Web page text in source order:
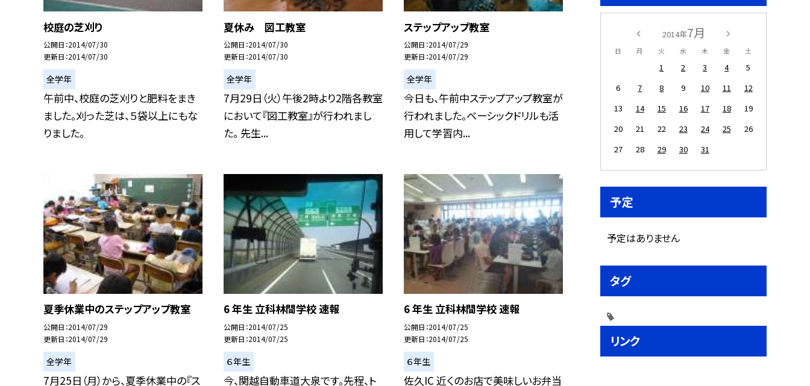
校庭の芝刈り
公開日 2014/07/30
更新日 2014/07/30
全学年
午前中、校庭の芝刈りと肥料をまき
ました。刈った芝は、５袋以上にもな
りました。
夏休み 図工教室
公開日 2014/07/30
更新日 2014/07/30
全学年
7月29日（火）午後2時より2階各教室
において『図工教室』が行われまし
た。 先生...
ステップアップ教室
公開日 2014/07/29
更新日 2014/07/29
全学年
今日も、午前中ステップアップ教室が
行われました。ベーシックドリルも活
用して学習内...
夏季休業中のステップアップ教室
公開日 2014/07/29
更新日 2014/07/29
全学年
7月25日（月）から、夏季休業中の『ス
6 年生 立科林間学校 速報
公開日 2014/07/25
更新日 2014/07/25
６年生
今、関越自動車道大泉です。先程、ト
6 年生 立科林間学校 速報
公開日 2014/07/25
更新日 2014/07/25
６年生
佐久IC 近くのお店で美味しいお弁当
2014年7月
日 月 火 水 木 金 土
1 2 3 4
5
6
7 8 9 10 11
12
13
14 15 16 17 18
19
20
21 22 23 24 25
26
27
28 29 30 31
予定
予定はありません
タグ
リンク